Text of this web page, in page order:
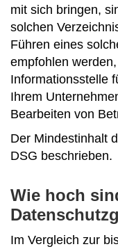
mit sich bringen,
solchen
Führen eines
empfohlen
Informationsstelle
Ihrem
Bearbeiten von
Der Mindestinhalt
DSG beschrieben.
Wie hoch
Im Vergleich zur